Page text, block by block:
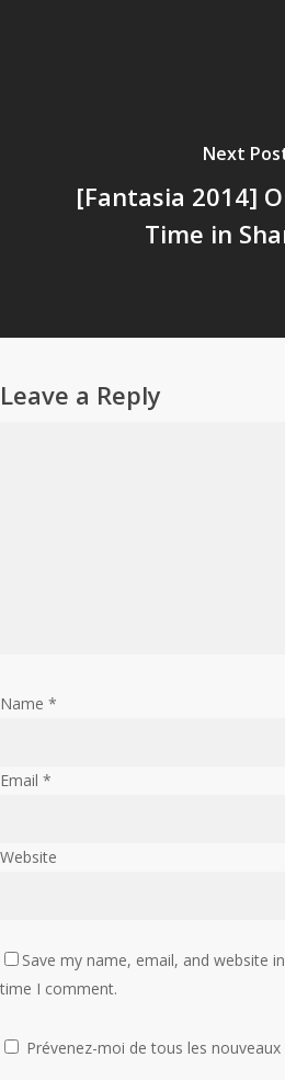
Next
[Fantasia 2014]
Time in
Leave a Reply
Name *
Email *
Website
Save my name, email, and website
time I comment.
Prévenez-moi de tous les